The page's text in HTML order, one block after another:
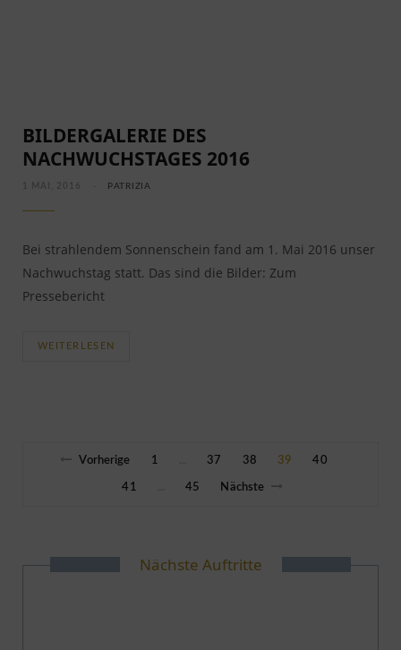
BILDERGALERIE DES
NACHWUCHSTAGES 2016
PATRIZIA
Bei strahlendem Sonnenschein fand am 1. Mai 2016 unser
Nachwuchstag statt. Das sind die Bilder: Zum
Pressebericht
WEITERLESEN
Vorherige 1 37 38 39 40
41 45 Nächste
Nächste Auftritte